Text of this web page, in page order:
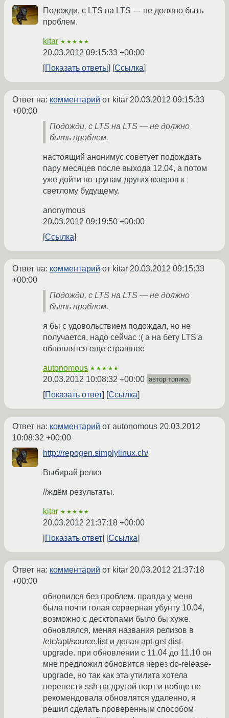
Подожди, с LTS на LTS — не должно быть
проблем.
kitar ★★★★★
20.03.2012 09:15:33 +00:00
Показать ответы
Ссылка
Ответ на: комментарий от kitar 20.03.2012 09:15:33
+00:00
Подожди, с LTS на LTS — не должно
быть проблем.
настоящий анонимус советует подождать
пару месяцев после выхода 12.04, а потом
уже дойти по трупам других юзеров к
светлому будущему.
anonymous
20.03.2012 09:19:50 +00:00
Ссылка
Ответ на: комментарий от kitar 20.03.2012 09:15:33
+00:00
Подожди, с LTS на LTS — не должно
быть проблем.
я бы с удовольствием подождал, но не
получается, надо сейчас :( а на бету LTS'а
обновлятся еще страшнее
autonomous ★★★★★
20.03.2012 10:08:32 +00:00 автор топика
Показать ответ Ссылка
Ответ на: комментарий от autonomous 20.03.2012
10:08:32 +00:00
http://repogen.simplylinux.ch/
Выбирай релиз
//ждём результаты.
kitar ★★★★★
20.03.2012 21:37:18 +00:00
Показать ответ
Ссылка
Ответ на: комментарий от kitar 20.03.2012 21:37:18
+00:00
обновился без проблем. правда у меня
была почти голая серверная убунту 10.04,
возможно с десктопами было бы хуже.
обновлялся, меняя названия релизов в
/etc/apt/source.list и делая apt-get dist-
upgrade. при обновлении с 11.04 до 11.10 он
мне предложил обновится через do-release-
upgrade, но так как эта утилита хотела
перенести ssh на другой порт и вобще не
рекомендовала обновлятся удаленно, я
решил сделать проверенным способом